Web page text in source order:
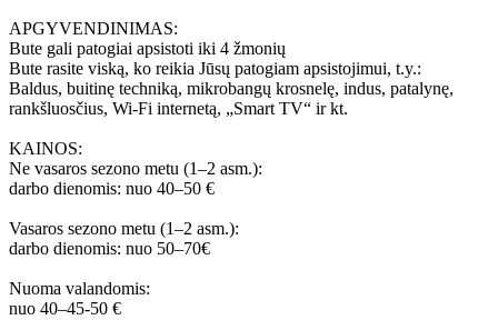
APGYVENDINIMAS:
Bute gali patogiai apsistoti iki 4 žmonių
Bute rasite viską, ko reikia Jūsų patogiam apsistojimui, t.y.:
Baldus, buitinę techniką, mikrobangų krosnelę, indus, patalynę,
rankšluosčius, Wi-Fi internetą, „Smart TV“ ir kt.
KAINOS:
Ne vasaros sezono metu (1–2 asm.):
darbo dienomis: nuo 40–50 €
Vasaros sezono metu (1–2 asm.):
darbo dienomis: nuo 50–70€
Nuoma valandomis:
nuo 40–45-50 €